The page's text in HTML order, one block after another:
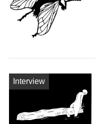
Interview